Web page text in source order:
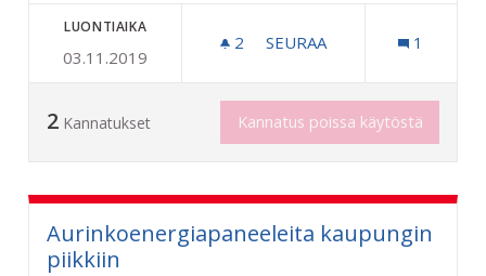
LUONTIAIKA
03.11.2019
2 2 SEURAAJAA
SEURAA 1
2 Kannatukset Kannatus poissa käytöstä
Aurinkoenergiapaneeleita kaupungin
piikkiin